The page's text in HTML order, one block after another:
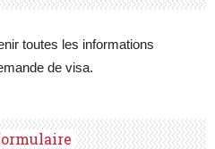
toutes les informations
de visa.